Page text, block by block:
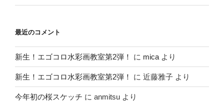
最近のコメント
新生！エゴコロ水彩画教室第2弾！ に mica より
新生！エゴコロ水彩画教室第2弾！ に 近藤雅子 より
今年初の桜スケッチ に anmitsu より